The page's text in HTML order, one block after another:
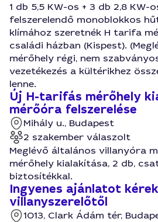
1 db 5,5 KW-os + 3 db 2,8 KW-
felszerelendő monoblokkos
klímához szeretnék H tarifa
családi házban (Kispest).
mérőhely régi, nem
vezetékezés a kültérikhez
lenne.
Új H-tarifás mérőhely
mérőóra felszerelése
Mihály u., Budapest
2 szakember válaszolt
Meglévő általános villanyóra
mérőhely kialakítása, 2 db,
biztosítékkal.
Ingyenes ajánlatot
villanyszerelőtől
1013, Clark Ádám tér,